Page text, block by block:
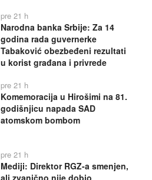
pre 21 h
Narodna banka Srbije: Za 14
godina rada guvernerke
Tabaković obezbeđeni rezultati
u korist građana i privrede
pre 21 h
Komemoracija u Hirošimi na 81.
godišnjicu napada SAD
atomskom bombom
pre 21 h
Mediji: Direktor RGZ-a smenjen,